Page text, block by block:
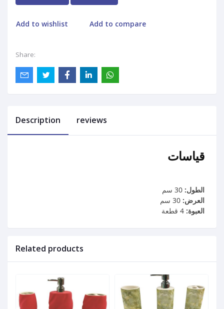
Add to wishlist Add to compare
Share:
Description reviews
قياسات
الطول: 30 سم
العرض: 30 سم
العبوة: 4 قطعة
Related products